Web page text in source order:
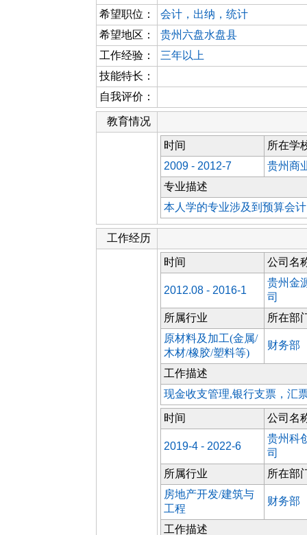
希望职位：
会计，出纳，统计
希望地区：
贵州六盘水盘县
工作经验：
三年以上
技能特长：
自我评价：
教育情况
时间
所在学
2009 - 2012-7
贵州商
专业描述
本人学的专业涉及到预算会
工作经历
时间 公司名
2012.08 - 2016-1
贵州金
司
所属行业
所在部
原材料及加工(金属/
木材/橡胶/塑料等)
财务部
工作描述
现金收支管理,银行支票，汇
时间 公司名
2019-4 - 2022-6
贵州科
司
所属行业
所在部
房地产开发/建筑与
工程
财务部
工作描述